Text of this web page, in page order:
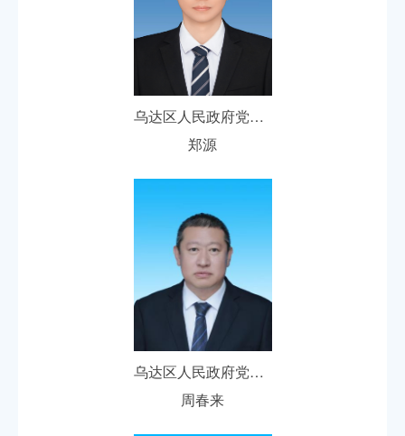
乌达区人民政府党组成员、副区长
郑源
乌达区人民政府党组成员、副区长
周春来